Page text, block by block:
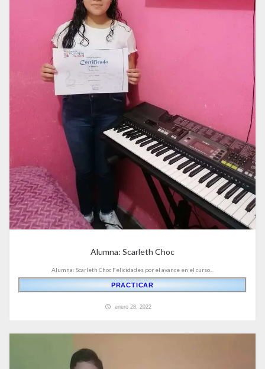
Alumna: Scarleth Choc
Alumna: Scarleth Choc Felicidades por el avance en el curso...
PRACTICAR
enero 28, 2022